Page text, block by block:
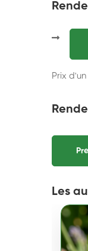
Prix
Les